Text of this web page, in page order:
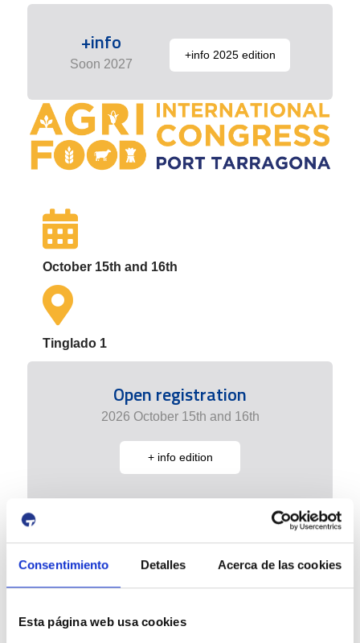
Consentimiento Detalles Acerca de las cookies
Esta página web usa cookies
+info
Soon 2027
+info 2025 edition
October 15th and 16th
Tinglado 1
Open registration
2026 October 15th and 16th
+ info edition